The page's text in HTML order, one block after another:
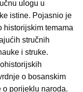
ulogu u
istine. Pojasnio je
historijskim temama
stručnih
i struke.
o bosanskim
o porijeklu naroda.